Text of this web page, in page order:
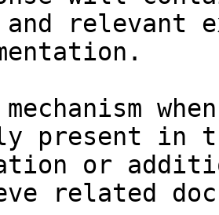
relevant
present in
or